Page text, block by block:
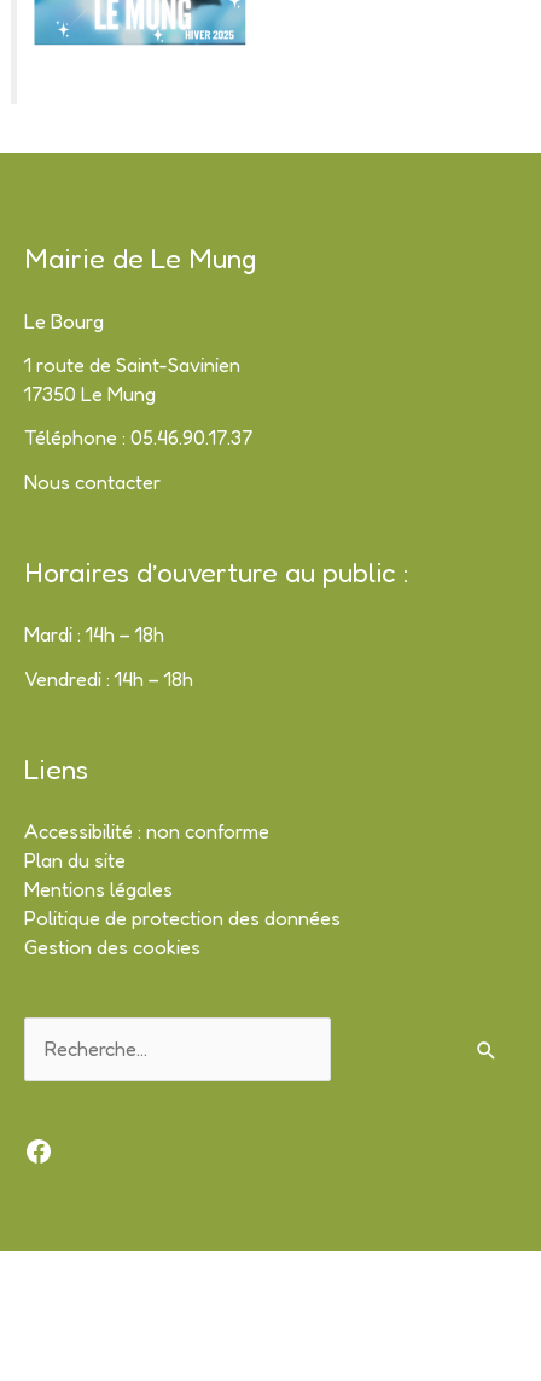
Mairie de Le Mung
Le Bourg
1 route de Saint-Savinien
17350 Le Mung
Téléphone : 05.46.90.17.37
Nous contacter
Horaires d’ouverture au public :
Mardi : 14h – 18h
Vendredi : 14h – 18h
Liens
Accessibilité : non conforme
Plan du site
Mentions légales
Politique de protection des données
Gestion des cookies
Facebook